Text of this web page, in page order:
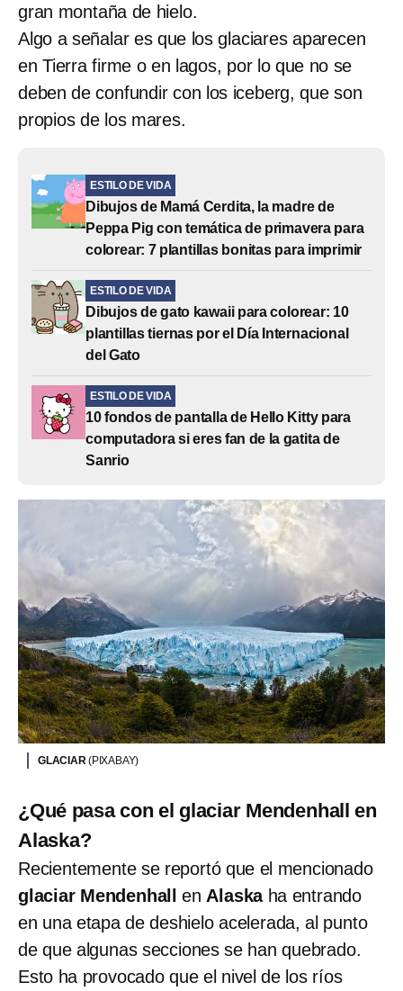
gran montaña de hielo.
Algo a señalar es que los glaciares aparecen
en Tierra firme o en lagos, por lo que no se
deben de confundir con los iceberg, que son
propios de los mares.
ESTILO DE VIDA
Dibujos de Mamá Cerdita, la madre de
Peppa Pig con temática de primavera para
colorear: 7 plantillas bonitas para imprimir
ESTILO DE VIDA
Dibujos de gato kawaii para colorear: 10
plantillas tiernas por el Día Internacional
del Gato
ESTILO DE VIDA
10 fondos de pantalla de Hello Kitty para
computadora si eres fan de la gatita de
Sanrio
GLACIAR(PIXABAY)
¿Qué pasa con el glaciar Mendenhall en
Alaska?
Recientemente se reportó que el mencionado
glaciar Mendenhall
en Alaska ha entrando
en una etapa de deshielo acelerada, al punto
de que algunas secciones se han quebrado.
Esto ha provocado que el nivel de los ríos